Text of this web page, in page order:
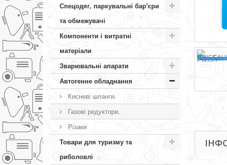
Спецодяг, паркувальні бар'єри
та обмежувачі
Компоненти і витратні
матеріали
Зварювальні апарати
Автогенне обладнання
Кисневі шланги.
Газові редуктори.
Різаки
Товари для туризму та
риболовлі